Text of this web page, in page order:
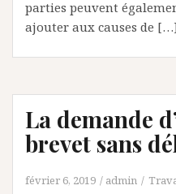
parties peuvent
ajouter aux causes de
La demande
brevet sans
février 6, 2019 admin